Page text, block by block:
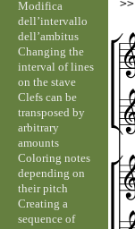
>>
Modifica
dell’intervallo
dell’ambitus
Changing the
interval of lines
on the stave
Clefs can be
transposed by
arbitrary
amounts
Coloring notes
depending on
their pitch
Creating a
sequence of